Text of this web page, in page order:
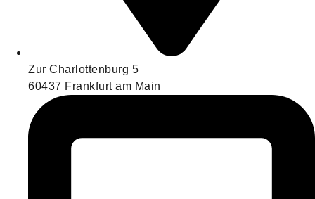
Zur Charlottenburg 5
60437 Frankfurt am Main